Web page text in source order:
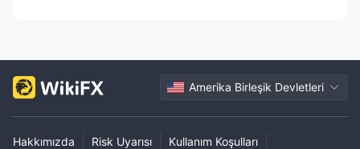
Amerika Birleşik Devletleri
Hakkımızda Risk Uyarısı Kullanım Koşulları